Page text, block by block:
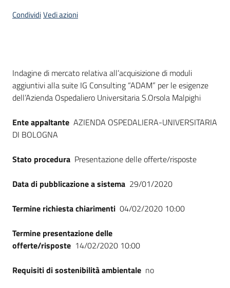
CondividiVedi azioni
Dati del bando
Indagine di mercato relativa all’acquisizione di moduli
aggiuntivi alla suite IG Consulting “ADAM” per le esigenze
dell’Azienda Ospedaliero Universitaria S.Orsola Malpighi
Ente appaltante AZIENDA OSPEDALIERA-UNIVERSITARIA
DI BOLOGNA
Stato procedura Presentazione delle offerte/risposte
Data di pubblicazione a sistema 29/01/2020
Termine richiesta chiarimenti 04/02/2020 10:00
Termine presentazione delle
offerte/risposte 14/02/2020 10:00
Requisiti di sostenibilità ambientale no